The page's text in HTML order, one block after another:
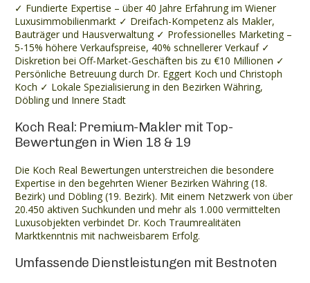
✓ Fundierte Expertise – über 40 Jahre Erfahrung im Wiener
Luxusimmobilienmarkt ✓ Dreifach-Kompetenz als Makler,
Bauträger und Hausverwaltung ✓ Professionelles Marketing –
5-15% höhere Verkaufspreise, 40% schnellerer Verkauf ✓
Diskretion bei Off-Market-Geschäften bis zu €10 Millionen ✓
Persönliche Betreuung durch Dr. Eggert Koch und Christoph
Koch ✓ Lokale Spezialisierung in den Bezirken Währing,
Döbling und Innere Stadt
Koch Real: Premium-Makler mit Top-
Bewertungen in Wien 18 & 19
Die Koch Real Bewertungen unterstreichen die besondere
Expertise in den begehrten Wiener Bezirken Währing (18.
Bezirk) und Döbling (19. Bezirk). Mit einem Netzwerk von über
20.450 aktiven Suchkunden und mehr als 1.000 vermittelten
Luxusobjekten verbindet Dr. Koch Traumrealitäten
Marktkenntnis mit nachweisbarem Erfolg.
Umfassende Dienstleistungen mit Bestnoten